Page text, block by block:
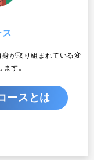
が取り組まれている変
す。
ースとは